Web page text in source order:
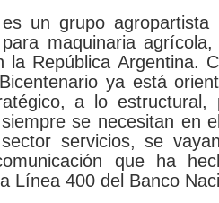
un grupo agropartista
maquinaria
la República Argentina.
ya está
a lo estructural,
se necesitan en
servicios, se
que ha
Línea 400 del Banco